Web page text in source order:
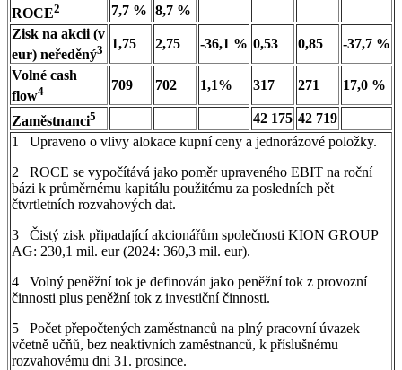
ROCE2 7,7 % 8,7 %
Zisk na akcii (v
eur) neředěný3 1,75 2,75 -36,1 % 0,53 0,85 -37,7 %
Volné cash
flow4 709 702 1,1% 317 271 17,0 %
Zaměstnanci5 42 175 42 719
1 Upraveno o vlivy alokace kupní ceny a jednorázové položky.
2 ROCE se vypočítává jako poměr upraveného EBIT na roční
bázi k průměrnému kapitálu použitému za posledních pět
čtvrtletních rozvahových dat.
3 Čistý zisk připadající akcionářům společnosti KION GROUP
AG: 230,1 mil. eur (2024: 360,3 mil. eur).
4 Volný peněžní tok je definován jako peněžní tok z provozní
činnosti plus peněžní tok z investiční činnosti.
5 Počet přepočtených zaměstnanců na plný pracovní úvazek
včetně učňů, bez neaktivních zaměstnanců, k příslušnému
rozvahovému dni 31. prosince.